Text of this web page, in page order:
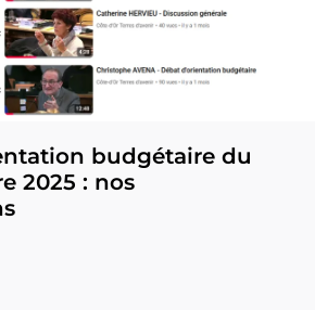
budgétaire du
2025 : nos